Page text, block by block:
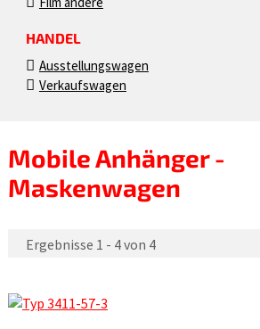
HANDEL
Ausstellungswagen
Verkaufswagen
Mobile Anhänger -
Maskenwagen
Ergebnisse 1 - 4 von 4